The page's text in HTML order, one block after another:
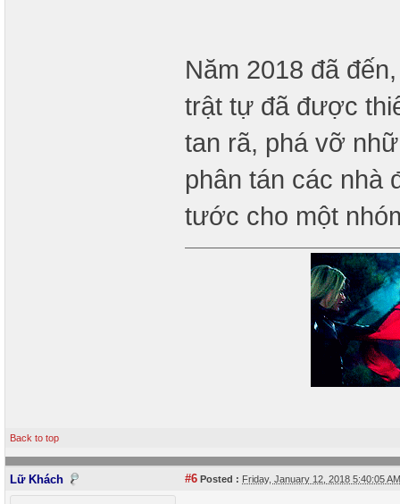
Năm 2018 đã
trật tự đã được
tan rã, phá vỡ
phân tán các nhà
tước cho một
Back to top
Lữ Khách #6 Posted : Friday, January 12, 2018 5:40:05